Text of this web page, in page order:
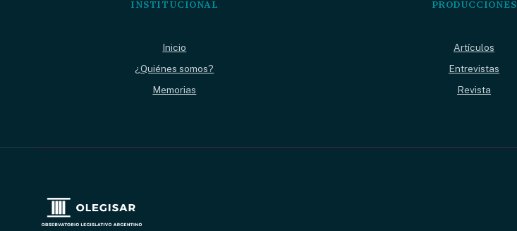
INSTITUCIONAL
Inicio
¿Quiénes somos?
Memorias
PRODUCCIONES
Artículos
Entrevistas
Revista